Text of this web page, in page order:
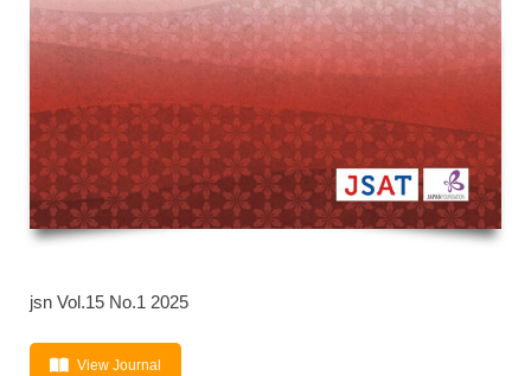
jsn Vol.15 No.1 2025
View Journal